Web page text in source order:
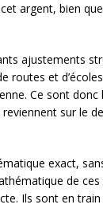
argent, bien
ajustements
routes et
Ce sont
sur le
exact,
de
Ils sont en